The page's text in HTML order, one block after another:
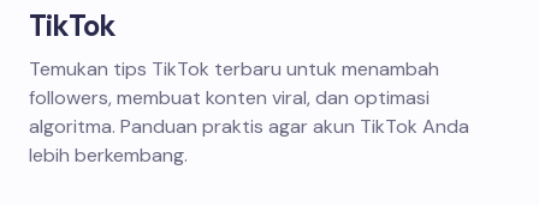
TikTok
Temukan tips TikTok terbaru untuk menambah
followers, membuat konten viral, dan optimasi
algoritma. Panduan praktis agar akun TikTok Anda
lebih berkembang.